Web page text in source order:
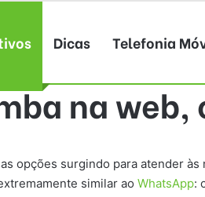
Dicas Telefonia
na
opções surgindo para atender às
similar ao WhatsApp: